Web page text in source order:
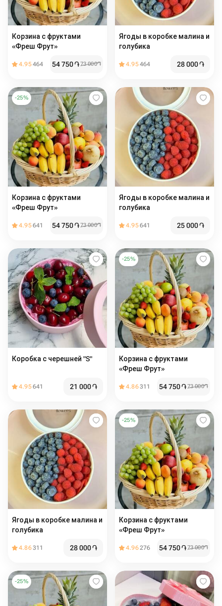
Корзина с фруктами
«Фреш Фрут»
4.95464 54 750֏73 000֏
Ягоды в коробке малина и
голубика
4.95464 28 000֏
-25%
Корзина с фруктами
«Фреш Фрут»
4.95641 54 750֏73 000֏
Ягоды в коробке малина и
голубика
4.95641 25 000֏
Коробка с черешней "S"
4.95641 21 000֏
-25%
Корзина с фруктами
«Фреш Фрут»
4.86311 54 750֏73 000֏
Ягоды в коробке малина и
голубика
4.86311 28 000֏
-25%
Корзина с фруктами
«Фреш Фрут»
4.96276 54 750֏73 000֏
-25%